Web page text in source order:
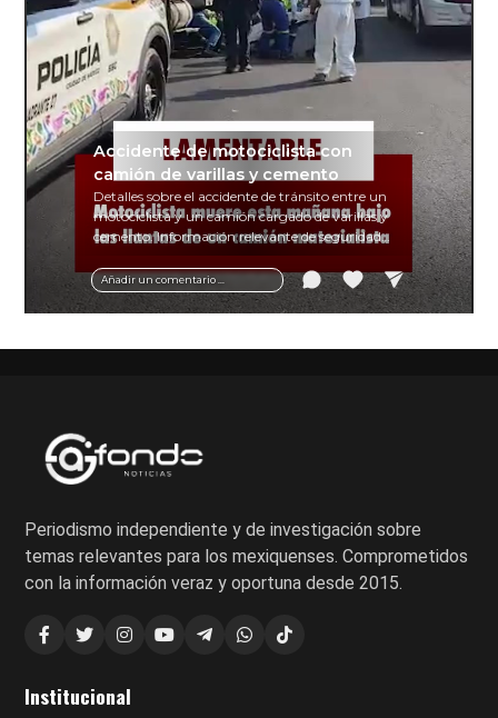
Añadir un comentario ...
Accidente de motociclista con
camión de varillas y cemento
Detalles sobre el accidente de tránsito entre un
motociclista y un camión cargado de varillas y
cemento. Información relevante de seguridad
vial y recomendaciones para motociclistas.
Periodismo independiente y de investigación sobre
temas relevantes para los mexiquenses. Comprometidos
con la información veraz y oportuna desde 2015.
Institucional